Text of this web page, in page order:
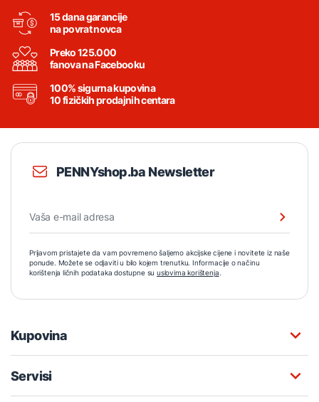
15 dana garancije
na povrat novca
Preko 125.000
fanova na Facebooku
100% sigurna kupovina
10 fizičkih prodajnih centara
PENNYshop.ba Newsletter
Prijavom pristajete da vam povremeno šaljemo akcijske cijene i novitete iz naše
ponude. Možete se odjaviti u bilo kojem trenutku. Informacije o načinu
korištenja ličnih podataka dostupne su uslovima korištenja.
Kupovina
Servisi